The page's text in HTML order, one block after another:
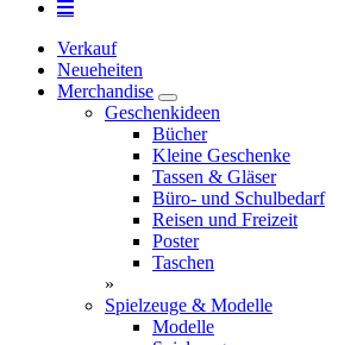
Verkauf
Neueheiten
Merchandise
Geschenkideen
Bücher
Kleine Geschenke
Tassen & Gläser
Büro- und Schulbedarf
Reisen und Freizeit
Poster
Taschen
»
Spielzeuge & Modelle
Modelle